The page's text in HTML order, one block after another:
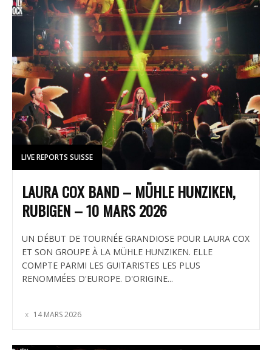
LIVE REPORTS SUISSE
LAURA COX BAND – MÜHLE HUNZIKEN,
RUBIGEN – 10 MARS 2026
UN DÉBUT DE TOURNÉE GRANDIOSE POUR LAURA COX
ET SON GROUPE À LA MÜHLE HUNZIKEN. ELLE
COMPTE PARMI LES GUITARISTES LES PLUS
RENOMMÉES D'EUROPE. D'ORIGINE...
14 MARS 2026